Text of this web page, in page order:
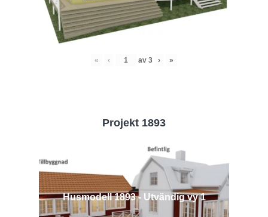
« ‹ av 3 › »
Projekt 1893
Husmodell 1893 - Utvändig vy 1